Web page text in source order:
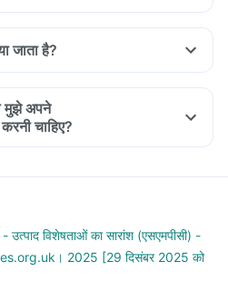
जाता है?
मुझे अपने
चाहिए?
detailed medical & surgical
heart, liver or kidney disease
pregnant, breastfeeding or
with other medicines, hence,
taking any other medicines
विशेषताओं का सारांश (एसएमपीसी) -
2025 [29 दिसंबर 2025 को